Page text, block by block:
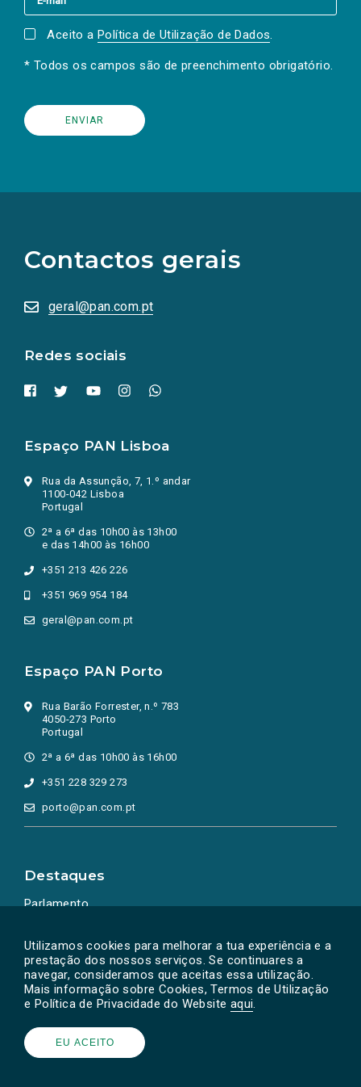
Utilizamos cookies para melhorar a tua experiência e a
prestação dos nossos serviços. Se continuares a
navegar, consideramos que aceitas essa utilização.
Mais informação sobre Cookies, Termos de Utilização
e Política de Privacidade do Website aqui.
EU ACEITO
Aceito a Política de Utilização de Dados.
* Todos os campos são de preenchimento obrigatório.
Contactos gerais
geral@pan.com.pt
Redes sociais
redes
sociais
numa
nova
Espaço PAN Lisboa
Rua da Assunção, 7, 1.º andar
1100-042 Lisboa
Portugal
2ª a 6ª das 10h00 às 13h00
e das 14h00 às 16h00
+351 213 426 226
+351 969 954 184
geral@pan.com.pt
Espaço PAN Porto
Rua Barão Forrester, n.º 783
4050-273 Porto
Portugal
2ª a 6ª das 10h00 às 16h00
+351 228 329 273
porto@pan.com.pt
Destaques
Parlamento
Powered by © PAN 2026